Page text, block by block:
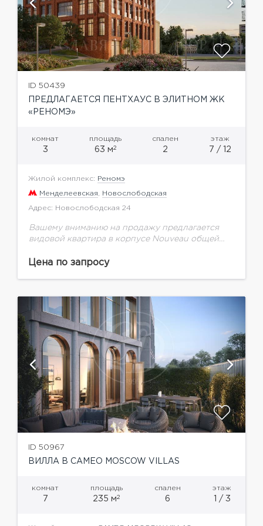
ID 50439
ПРЕДЛАГАЕТСЯ ПЕНТХАУС В ЭЛИТНОМ ЖК
«РЕНОМЭ»
комнат
3
площадь
63 м2
спален
2
этаж
7 / 12
Жилой комплекс: Реномэ
Менделеевская, Новослободская
Адрес: Новослободская 24
Вашему вниманию на продажу предлагается
видовой квартира в корпусе Nouveau общей
дарит время для жизни» 2. «Уникальная
Цена по запросу
ID 50967
ВИЛЛА В CAMEO MOSCOW VILLAS
комнат
7
площадь
235 м2
спален
6
этаж
1 / 3